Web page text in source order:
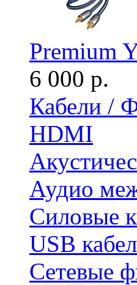
Premium
6 000 р.
Кабели /
HDMI
Аудио
Силовые
USB
Сетевые